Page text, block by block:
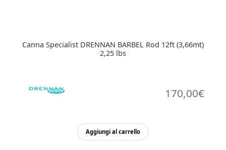
Canna Specialist DRENNAN BARBEL Rod 12ft (3,66mt)
2,25 lbs
170,00€
Aggiungi al carrello